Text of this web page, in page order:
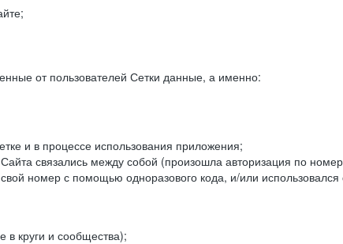
от пользователей Сетки данные, а именно:
и в процессе использования приложения;
связались между собой (произошла авторизация по
номер с помощью одноразового кода, и/или использовался
в круги и сообщества);